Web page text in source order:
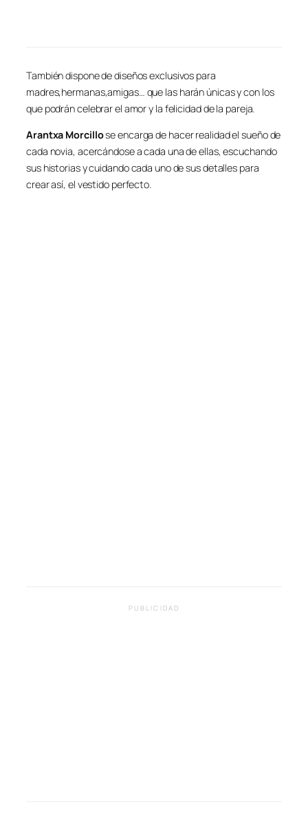
También dispone de diseños exclusivos para
madres,hermanas,amigas… que las harán únicas y con los
que podrán celebrar el amor y la felicidad de la pareja.
Arantxa Morcillose encarga de hacer realidad el sueño de
cada novia, acercándose a cada una de ellas, escuchando
sus historias y cuidando cada uno de sus detalles para
crear así, el vestido perfecto.
PUBLICIDAD